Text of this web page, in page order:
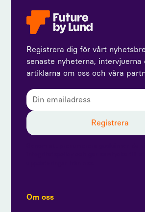
Registrera dig för vårt
senaste nyheterna, intervjuerna
artiklarna om oss och våra
Om oss